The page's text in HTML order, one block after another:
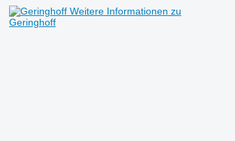
Weitere Informationen zu
Geringhoff